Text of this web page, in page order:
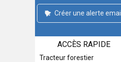
Créer une alerte email
ACCÈS RAPIDE
Tracteur forestier